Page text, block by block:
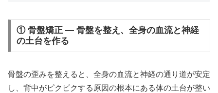
① 骨盤矯正 — 骨盤を整え、全身の血流と神経
の土台を作る
骨盤の歪みを整えると、全身の血流と神経の通り道が安定
し、背中がピクピクする原因の根本にある体の土台が整い